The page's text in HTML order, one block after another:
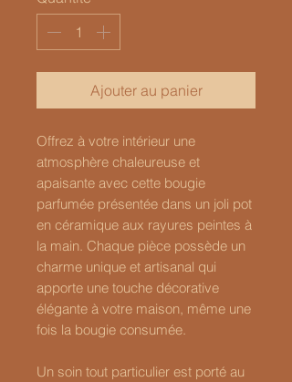
Ajouter au panier
Offrez à votre intérieur une
atmosphère chaleureuse et
apaisante avec cette bougie
parfumée présentée dans un joli pot
en céramique aux rayures peintes à
la main. Chaque pièce possède un
charme unique et artisanal qui
apporte une touche décorative
élégante à votre maison, même une
fois la bougie consumée.
Un soin tout particulier est porté au